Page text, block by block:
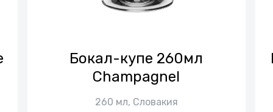
Бокал-купе 260мл
Champagnel
260 мл, Словакия